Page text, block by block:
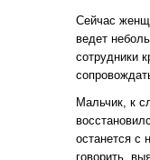
Сейчас
ведет
сотрудники
Мальчик, к
останется с
говорить,